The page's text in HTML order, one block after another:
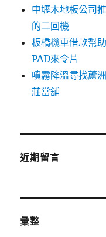
中壢木地板公司
的二回機
板橋機車借款幫
PAD來令片
噴霧降溫尋找蘆
莊當舖
近期留言
彙整